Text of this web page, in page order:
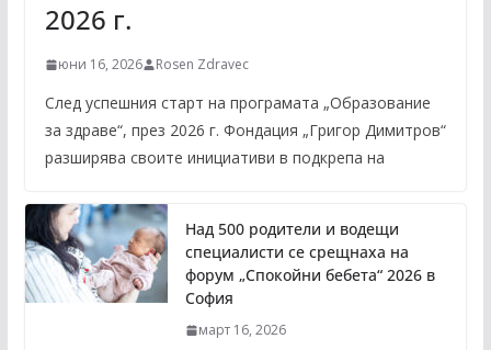
2026 г.
юни 16, 2026 Rosen Zdravec
След успешния старт на програмата „Образование
за здраве“, през 2026 г. Фондация „Григор Димитров“
разширява своите инициативи в подкрепа на
Над 500 родители и водещи
специалисти се срещнаха на
форум „Спокойни бебета“ 2026 в
София
март 16, 2026